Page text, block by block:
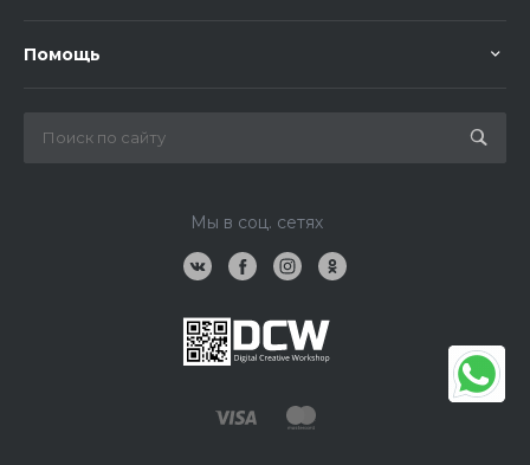
Помощь
Мы в соц. сетях